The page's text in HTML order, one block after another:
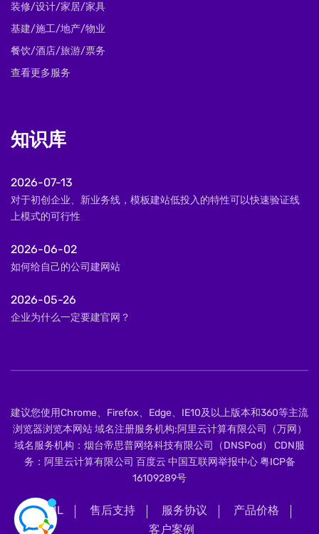
装修/设计/家居/家具
基建/施工/地产/物业
餐饮/酒店/旅游/票务
查看更多服务
知识库
2026-07-13
对于初创企业、新业务线，模板建站低投入的特性可以快速验证线
上模式的可行性
2026-06-02
如何给自己的公司建网站
2026-05-26
企业为什么一定要建官网？
建议您使用Chrome、Firefox、Edge、IE10及以上版本和360等主流
浏览器浏览本网站 域名注册服务机构:阿里云计算有限公司（万网）
域名服务机构：烟台帝思普网络科技有限公司（DNSPod） CDN服
务：阿里云计算有限公司 百度云 中国互联网举报中心粤ICP备
16109289号
XML 售后支持 服务协议
产品价格
客户案例